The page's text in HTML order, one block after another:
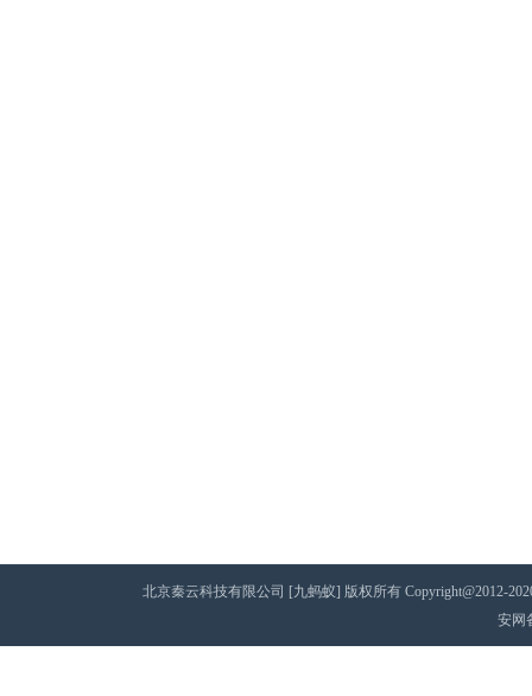
北京秦云科技有限公司 [九蚂蚁] 版权所有 Copyright@2012-
安网